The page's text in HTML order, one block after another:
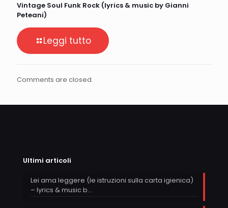
Vintage Soul Funk Rock (lyrics & music by Gianni
Peteani)
Leggi tutto
Comments are closed.
Ultimi articoli
Lei ama leggere (le istruzioni sulla carta igienica)
– lyrics & music b…